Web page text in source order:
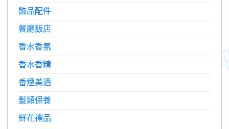
飾品配件
餐廳飯店
香水香氛
香水香精
香煙美酒
髮類保養
鮮花禮品